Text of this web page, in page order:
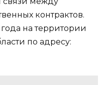
контрактов.
на территории
по адресу: